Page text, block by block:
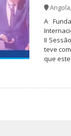
Angola,
A
II
teve
que